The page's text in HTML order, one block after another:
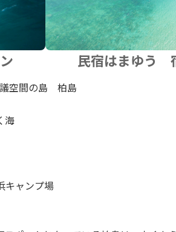
民宿はまゆう
議空間の島 柏島
海
キャンプ場